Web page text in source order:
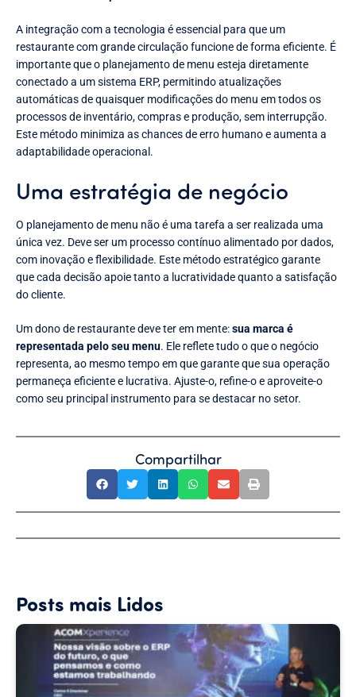
A integração com a tecnologia é essencial para que um
restaurante com grande circulação funcione de forma eficiente. É
importante que o planejamento de menu esteja diretamente
conectado a um sistema ERP, permitindo atualizações
automáticas de quaisquer modificações do menu em todos os
processos de inventário, compras e produção, sem interrupção.
Este método minimiza as chances de erro humano e aumenta a
adaptabilidade operacional.
Uma estratégia de negócio
O planejamento de menu não é uma tarefa a ser realizada uma
única vez. Deve ser um processo contínuo alimentado por dados,
com inovação e flexibilidade. Este método estratégico garante
que cada decisão apoie tanto a lucratividade quanto a satisfação
do cliente.
Um dono de restaurante deve ter em mente:sua marca é
representada pelo seu menu. Ele reflete tudo o que o negócio
representa, ao mesmo tempo em que garante que sua operação
permaneça eficiente e lucrativa. Ajuste-o, refine-o e aproveite-o
como seu principal instrumento para se destacar no setor.
Compartilhar
Posts mais Lidos